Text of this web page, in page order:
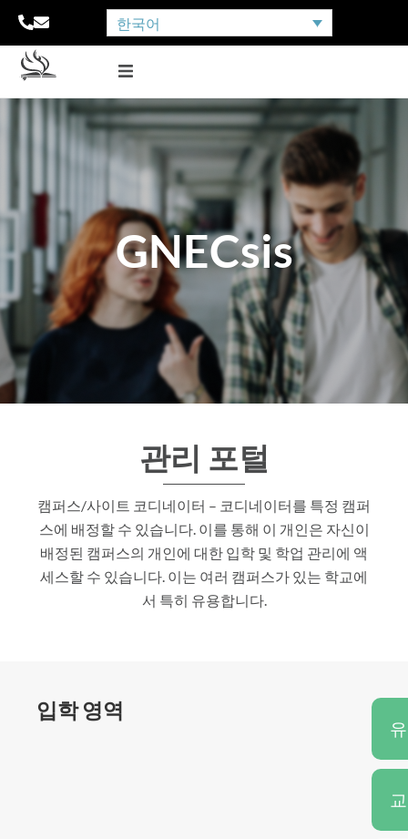
한국어
GNECsis
관리 포털
캠퍼스/사이트 코디네이터 – 코디네이터를 특정 캠퍼
스에 배정할 수 있습니다. 이를 통해 이 개인은 자신이
배정된 캠퍼스의 개인에 대한 입학 및 학업 관리에 액
세스할 수 있습니다. 이는 여러 캠퍼스가 있는 학교에
서 특히 유용합니다.
입학 영역